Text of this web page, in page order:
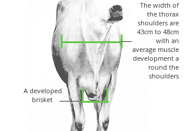
The width of
the thorax
shoulders are
43cm to 48cm
with an
average muscle
development a
round the
shoulders
A developed
brisket